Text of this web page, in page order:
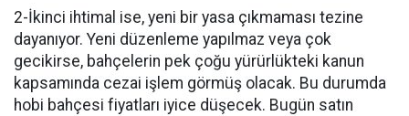
2-İkinci ihtimal ise, yeni bir yasa çıkmaması tezine
dayanıyor. Yeni düzenleme yapılmaz veya çok
gecikirse, bahçelerin pek çoğu yürürlükteki kanun
kapsamında cezai işlem görmüş olacak. Bu durumda
hobi bahçesi fiyatları iyice düşecek. Bugün satın